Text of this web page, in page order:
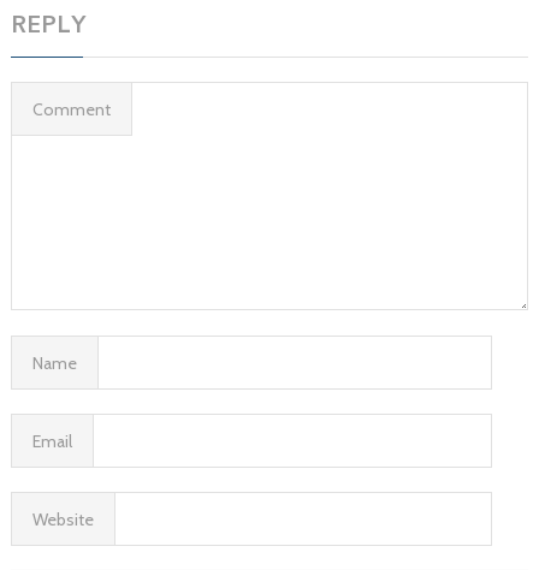
REPLY
Comment
Name
Email
Website